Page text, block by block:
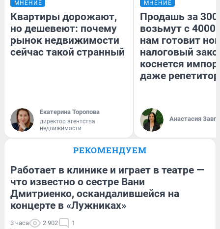
МНЕНИЕ
Квартиры дорожают,
но дешевеют: почему
рынок недвижимости
сейчас такой странный
Екатерина Торопова
директор агентства
недвижимости
МНЕНИЕ
Продашь за
возьмут с
нам готовит
налоговый
коснется
даже
Анастасия
РЕКОМЕНДУЕМ
Работает в клинике и играет в театре —
что известно о сестре Вани
Дмитриенко, оскандалившейся на
концерте в «Лужниках»
3 часа 2 902 1